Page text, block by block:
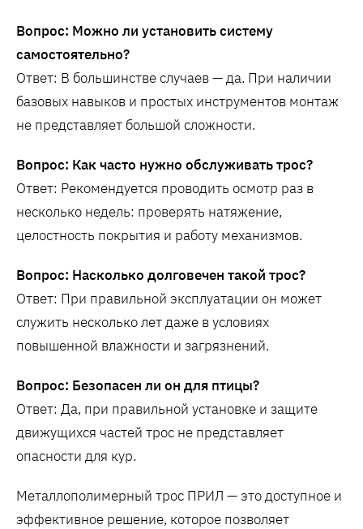
Вопрос: Можно ли установить систему
самостоятельно?
Ответ: В большинстве случаев — да. При наличии
базовых навыков и простых инструментов монтаж
не представляет большой сложности.
Вопрос: Как часто нужно обслуживать трос?
Ответ: Рекомендуется проводить осмотр раз в
несколько недель: проверять натяжение,
целостность покрытия и работу механизмов.
Вопрос: Насколько долговечен такой трос?
Ответ: При правильной эксплуатации он может
служить несколько лет даже в условиях
повышенной влажности и загрязнений.
Вопрос: Безопасен ли он для птицы?
Ответ: Да, при правильной установке и защите
движущихся частей трос не представляет
опасности для кур.
Металлополимерный трос ПРИЛ — это доступное и
эффективное решение, которое позволяет